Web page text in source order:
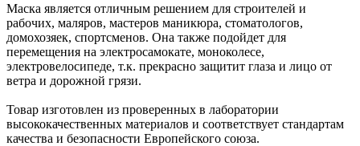
Маска является отличным решением для строителей и
рабочих, маляров, мастеров маникюра, стоматологов,
домохозяек, спортсменов. Она также подойдет для
перемещения на электросамокате, моноколесе,
электровелосипеде, т.к. прекрасно защитит глаза и лицо от
ветра и дорожной грязи.
Товар изготовлен из проверенных в лаборатории
высококачественных материалов и соответствует стандартам
качества и безопасности Европейского союза.